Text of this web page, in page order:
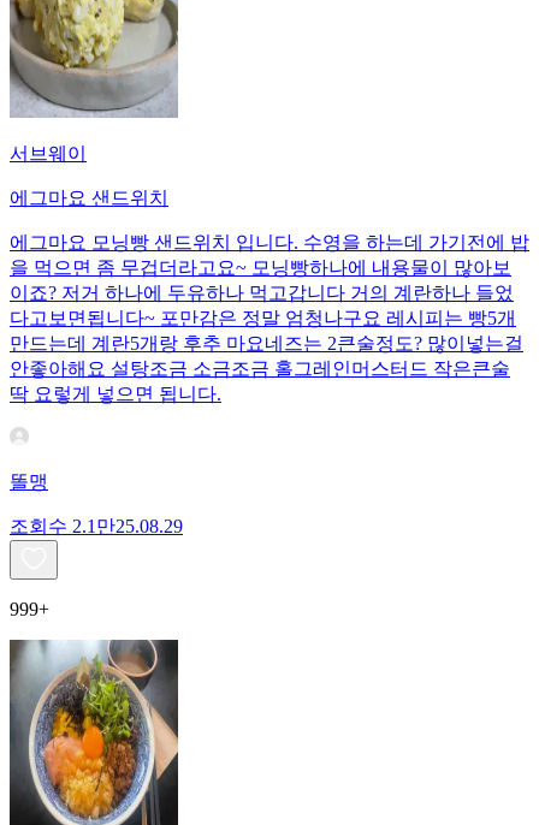
서브웨이
에그마요 샌드위치
에그마요 모닝빵 샌드위치 입니다. 수영을 하는데 가기전에 밥
을 먹으면 좀 무겁더라고요~ 모닝빵하나에 내용물이 많아보
이죠? 저거 하나에 두유하나 먹고갑니다 거의 계란하나 들었
다고보면됩니다~ 포만감은 정말 엄청나구요 레시피는 빵5개
만드는데 계란5개랑 후추 마요네즈는 2큰술정도? 많이넣는걸
안좋아해요 설탕조금 소금조금 홀그레인머스터드 작은큰술
딱 요렇게 넣으면 됩니다.
똘맹
조회수 2.1만25.08.29
999+